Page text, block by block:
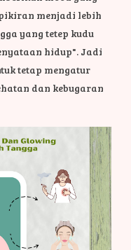
menjadi lebih
yang tetep kudu
hidup". Jadi
tetap mengatur
dan kebugaran